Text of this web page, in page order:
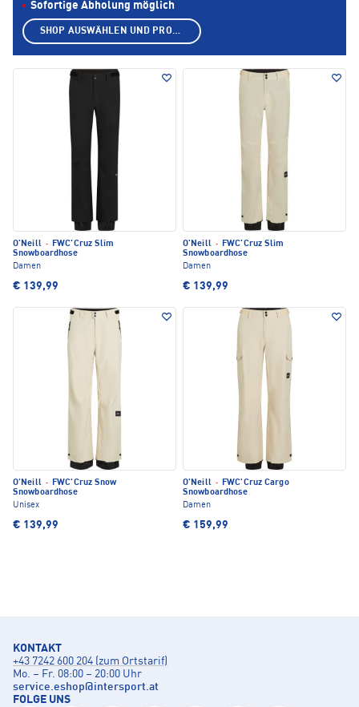
O'Neill · FWC'Cruz Slim
Snowboardhose
Damen
€ 139,99
O'Neill · FWC'Cruz Slim
Snowboardhose
Damen
€ 139,99
O'Neill · FWC'Cruz Snow
Snowboardhose
Unisex
€ 139,99
O'Neill · FWC'Cruz Cargo
Snowboardhose
Damen
€ 159,99
Sofortige Abholung möglich
SHOP AUSWÄHLEN UND PRODUKTE ANZEIGEN
KONTAKT
+43 7242 600 204 (zum Ortstarif)
Mo. – Fr. 08:00 – 20:00 Uhr
service.eshop@intersport.at
FOLGE UNS